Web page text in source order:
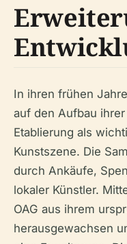
In ihren frühen
auf den Aufbau
Etablierung als
Kunstszene. Die
durch Ankäufe,
lokaler Künstler.
OAG aus ihrem
herausgewachsen